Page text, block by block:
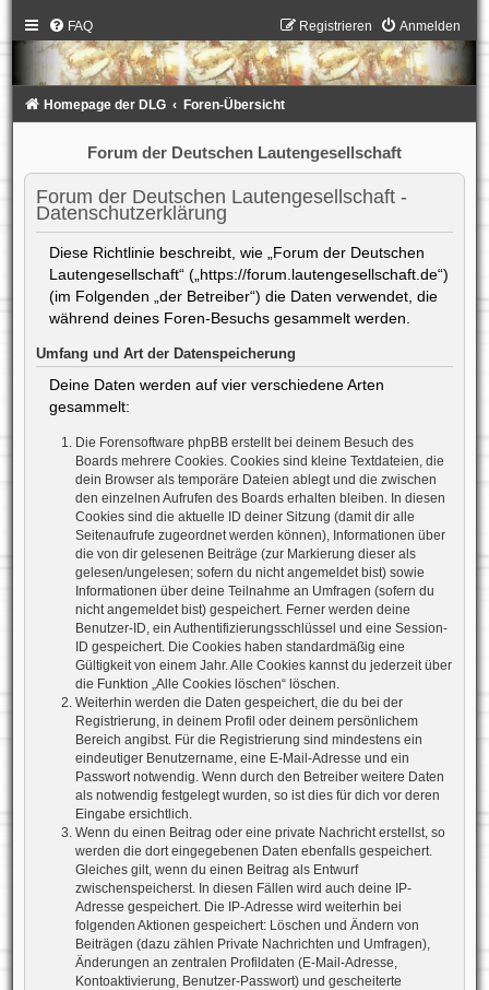
FAQ Anmelden
Registrieren
Homepage der DLG Foren-Übersicht
Forum der Deutschen Lautengesellschaft
Forum der Deutschen Lautengesellschaft -
Datenschutzerklärung
Diese Richtlinie beschreibt, wie „Forum der Deutschen
Lautengesellschaft“ („https://forum.lautengesellschaft.de“)
(im Folgenden „der Betreiber“) die Daten verwendet, die
während deines Foren-Besuchs gesammelt werden.
Umfang und Art der Datenspeicherung
Deine Daten werden auf vier verschiedene Arten
gesammelt:
Die Forensoftware phpBB erstellt bei deinem Besuch des
Boards mehrere Cookies. Cookies sind kleine Textdateien, die
dein Browser als temporäre Dateien ablegt und die zwischen
den einzelnen Aufrufen des Boards erhalten bleiben. In diesen
Cookies sind die aktuelle ID deiner Sitzung (damit dir alle
Seitenaufrufe zugeordnet werden können), Informationen über
die von dir gelesenen Beiträge (zur Markierung dieser als
gelesen/ungelesen; sofern du nicht angemeldet bist) sowie
Informationen über deine Teilnahme an Umfragen (sofern du
nicht angemeldet bist) gespeichert. Ferner werden deine
Benutzer-ID, ein Authentifizierungsschlüssel und eine Session-
ID gespeichert. Die Cookies haben standardmäßig eine
Gültigkeit von einem Jahr. Alle Cookies kannst du jederzeit über
die Funktion „Alle Cookies löschen“ löschen.
Weiterhin werden die Daten gespeichert, die du bei der
Registrierung, in deinem Profil oder deinem persönlichem
Bereich angibst. Für die Registrierung sind mindestens ein
eindeutiger Benutzername, eine E-Mail-Adresse und ein
Passwort notwendig. Wenn durch den Betreiber weitere Daten
als notwendig festgelegt wurden, so ist dies für dich vor deren
Eingabe ersichtlich.
Wenn du einen Beitrag oder eine private Nachricht erstellst, so
werden die dort eingegebenen Daten ebenfalls gespeichert.
Gleiches gilt, wenn du einen Beitrag als Entwurf
zwischenspeicherst. In diesen Fällen wird auch deine IP-
Adresse gespeichert. Die IP-Adresse wird weiterhin bei
folgenden Aktionen gespeichert: Löschen und Ändern von
Beiträgen (dazu zählen Private Nachrichten und Umfragen),
Änderungen an zentralen Profildaten (E-Mail-Adresse,
Kontoaktivierung, Benutzer-Passwort) und gescheiterte